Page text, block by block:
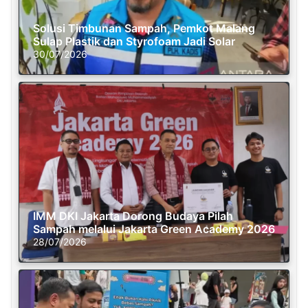
Solusi Timbunan Sampah, Pemkot Malang
Sulap Plastik dan Styrofoam Jadi Solar
30/07/2026
IMM DKI Jakarta Dorong Budaya Pilah
Sampah melalui Jakarta Green Academy 2026
28/07/2026